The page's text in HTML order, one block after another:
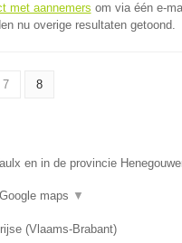
met aannemers om via één e-
nu overige resultaten getoond.
7 8
en in de provincie
Google maps ▼
(Vlaams-Brabant)